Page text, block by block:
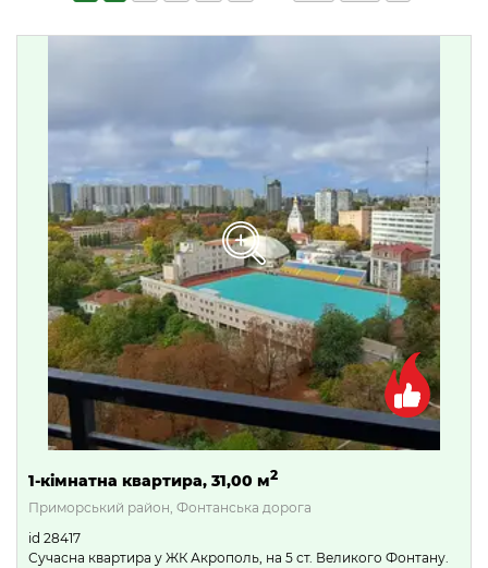
1-кімнатна квартира, 31,00 м2
Приморський район, Фонтанська дорога
id 28417
Сучасна квартира у ЖК Акрополь, на 5 ст. Великого Фонтану.